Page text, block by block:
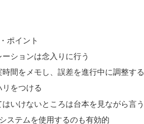
ポイント
ーションは念入りに行う
時間をメモし、誤差を進行中に調整する
リをつける
はいけないところは台本を見ながら言う
ステムを使用するのも有効的